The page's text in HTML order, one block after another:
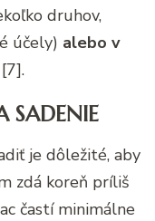
druhov,
účely) alebo v
SADENIE
je dôležité, aby
zdá koreň príliš
častí minimálne